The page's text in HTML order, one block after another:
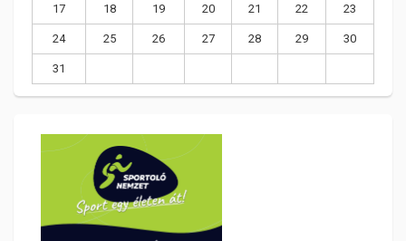
17 18 19 20 21 22 23
24 25 26 27 28 29 30
31